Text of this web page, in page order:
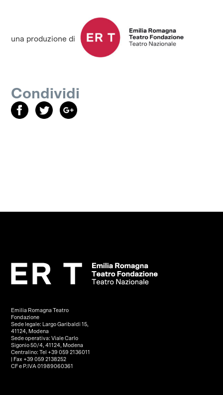
una produzione di
Condividi
Emilia Romagna Teatro
Fondazione
Sede legale: Largo Garibaldi 15,
41124, Modena
Sede operativa: Viale Carlo
Sigonio 50/4, 41124, Modena
Centralino: Tel +39 059 2136011
| Fax +39 059 2138252
CF e P.IVA 01989060361